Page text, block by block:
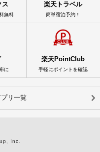
ス
無料
楽天トラベル
簡単宿泊予約！
に
楽天PointClub
手軽にポイントを確認
プリ一覧
Inc.